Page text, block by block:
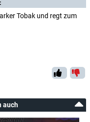
Tobak und regt zum
auch